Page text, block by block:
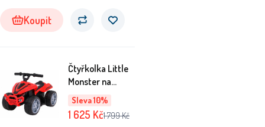
Koupit
Sleva 10%
Čtyřkolka Little
Monster na
baterie pro
batolata Červený
25W pohon
1 625 Kč1 799Kč